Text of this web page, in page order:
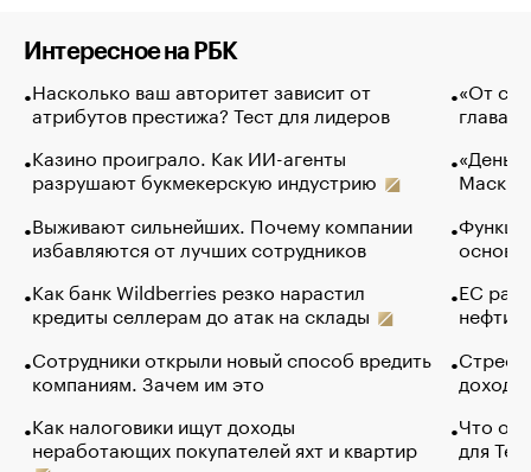
Интересное на РБК
Насколько ваш авторитет зависит от
атрибутов престижа? Тест для лидеров
Казино проиграло. Как ИИ-агенты
разрушают букмекерскую индустрию
Выживают сильнейших. Почему компании
избавляются от лучших сотрудников
Как банк Wildberries резко нарастил
кредиты селлерам до атак на склады
Сотрудники открыли новый способ вредить
компаниям. Зачем им это
Как налоговики ищут доходы
неработающих покупателей яхт и квартир
«От
глава
Маск в
основ
ЕС
нефти
Что
для